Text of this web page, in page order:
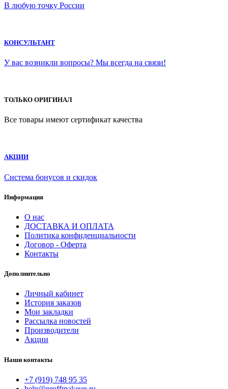
В любую точку России
КОНСУЛЬТАНТ
У вас возникли вопросы? Мы всегда на связи!
ТОЛЬКО ОРИГИНАЛ
Все товары имеют сертификат качества
АКЦИИ
Система бонусов и скидок
Информация
О нас
ДОСТАВКА И ОПЛАТА
Политика конфиденциальности
Договор - Оферта
Контакты
Дополнительно
Личный кабинет
История заказов
Мои закладки
Рассылка новостей
Производители
Акции
Наши контакты
+7 (919) 748 95 35